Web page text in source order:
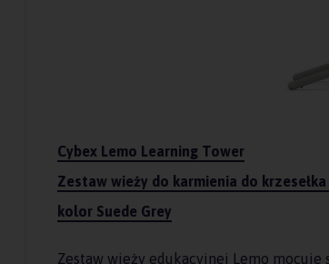
Cybex Lemo Learning Tower
Zestaw wieży do karmienia do krzesełka
kolor Suede Grey
Zestaw wieży edukacyjnej Lemo mocuje